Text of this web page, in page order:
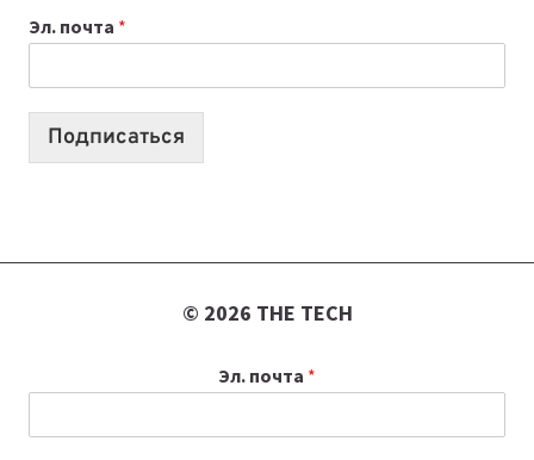
2026:
10
Эл. почта *
Подписаться
© 2026 THE TECH
Эл. почта *